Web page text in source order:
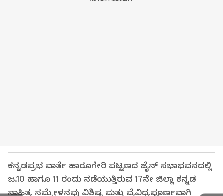
ಕನ್ನಡಪ್ರಭ ವಾರ್ತೆ ಹಾರೂಗೇರಿ ಪಟ್ಟಣದ ಜೈನ್‌ ಸಭಾಭವನದಲ್ಲಿ
ಜ.10 ಹಾಗೂ 11 ರಂದು ನಡೆಯುತ್ತಿರುವ 17ನೇ ಜಿಲ್ಲಾ ಕನ್ನಡ
ಸಾಹಿತ್ಯ ಸಮ್ಮೇಳನವು ವಿಶಿಷ್ಟ ಮತ್ತು ವೈವಿಧ್ಯಪೂರ್ಣವಾಗಿ